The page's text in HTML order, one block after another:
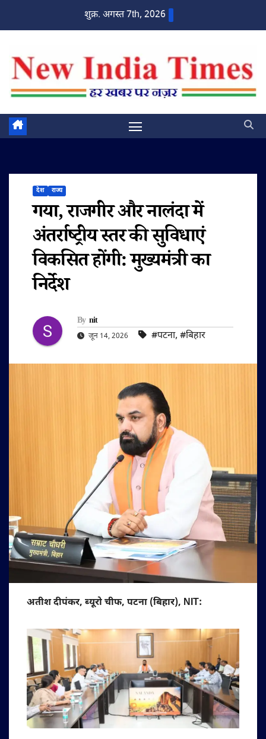
शुक्र. अगस्त 7th, 2026
देश राज्य
गया, राजगीर और नालंदा में
अंतर्राष्ट्रीय स्तर की सुविधाएं
विकसित होंगी: मुख्यमंत्री का
निर्देश
By nit
जून 14, 2026 #पटना, #बिहार
अतीश दीपंकर, ब्यूरो चीफ, पटना (बिहार), NIT: